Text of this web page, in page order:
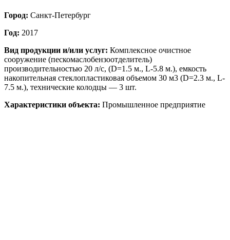
Город: Санкт-Петербург
Год: 2017
Вид продукции и/или услуг: Комплексное очистное
сооружение (пескомаслобензоотделитель)
производительностью 20 л/с, (D=1.5 м., L-5.8 м.), емкость
накопительная стеклопластиковая объемом 30 м3 (D=2.3 м., L-
7.5 м.), технические колодцы — 3 шт.
Характеристики объекта: Промышленное предприятие